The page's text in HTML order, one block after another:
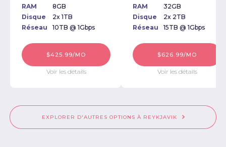
RAM
8GB
Disque
2x 1TB
Réseau
10TB @ 1Gbps
$425.99/MO
Voir les détails
RAM
32GB
Disque
2x 2TB
Réseau
15TB @ 1Gbps
$626.99/MO
Voir les détails
EXPLORER D'AUTRES OPTIONS À REYKJAVIK